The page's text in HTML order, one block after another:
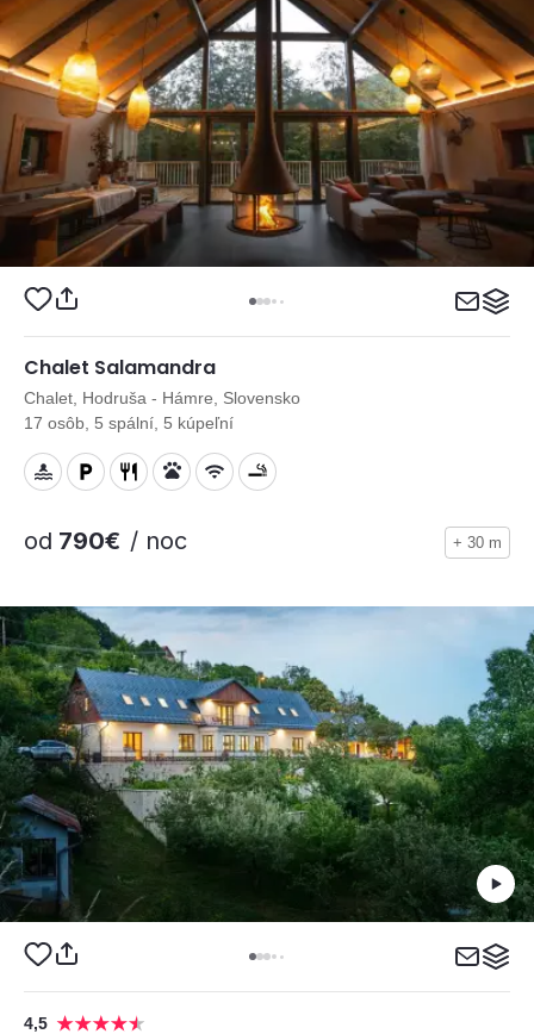
Chalet Salamandra
Chalet, Hodruša - Hámre, Slovensko
17 osôb, 5 spální, 5 kúpeľní
od 790€ / noc + 30 m
4,5